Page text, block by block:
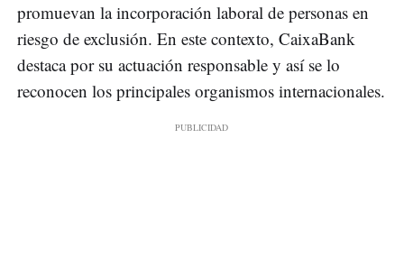
promuevan la incorporación laboral de personas en
riesgo de exclusión. En este contexto, CaixaBank
destaca por su actuación responsable y así se lo
reconocen los principales organismos internacionales.